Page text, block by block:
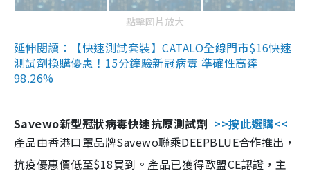
點擊圖片放大
延伸閱讀：【快速測試套裝】CATALO全線門市$16快速
測試劑換購優惠！15分鐘驗新冠病毒 準確性高達
98.26%
Savewo新型冠狀病毒快速抗原測試劑 >>按此選購<<
產品由香港口罩品牌Savewo聯乘DEEPBLUE合作推出，
抗疫優惠價低至$18買到。產品已獲得歐盟CE認證，主